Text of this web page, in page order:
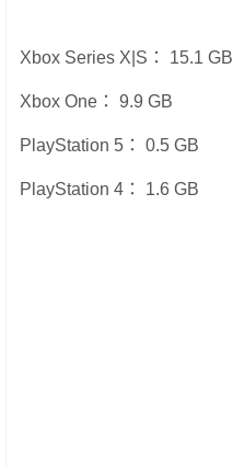
Xbox Series X|S： 15.1 GB
Xbox One： 9.9 GB
PlayStation 5： 0.5 GB
PlayStation 4： 1.6 GB